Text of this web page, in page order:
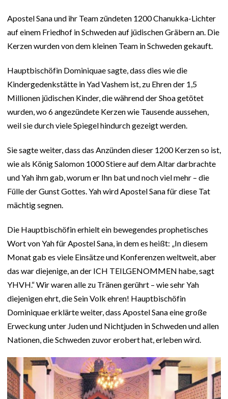
Apostel Sana und ihr Team zündeten 1200 Chanukka-Lichter
auf einem Friedhof in Schweden auf jüdischen Gräbern an. Die
Kerzen wurden von dem kleinen Team in Schweden gekauft.
Hauptbischöfin Dominiquae sagte, dass dies wie die
Kindergedenkstätte in Yad Vashem ist, zu Ehren der 1,5
Millionen jüdischen Kinder, die während der Shoa getötet
wurden, wo 6 angezündete Kerzen wie Tausende aussehen,
weil sie durch viele Spiegel hindurch gezeigt werden.
Sie sagte weiter, dass das Anzünden dieser 1200 Kerzen so ist,
wie als König Salomon 1000 Stiere auf dem Altar darbrachte
und Yah ihm gab, worum er Ihn bat und noch viel mehr – die
Fülle der Gunst Gottes. Yah wird Apostel Sana für diese Tat
mächtig segnen.
Die Hauptbischöfin erhielt ein bewegendes prophetisches
Wort von Yah für Apostel Sana, in dem es heißt: „In diesem
Monat gab es viele Einsätze und Konferenzen weltweit, aber
das war diejenige, an der ICH TEILGENOMMEN habe, sagt
YHVH.“ Wir waren alle zu Tränen gerührt – wie sehr Yah
diejenigen ehrt, die Sein Volk ehren! Hauptbischöfin
Dominiquae erklärte weiter, dass Apostel Sana eine große
Erweckung unter Juden und Nichtjuden in Schweden und allen
Nationen, die Schweden zuvor erobert hat, erleben wird.